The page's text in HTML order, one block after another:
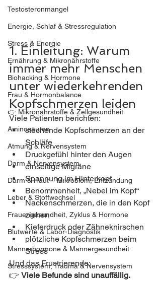
Testosteronmangel
Energie, Schlaf & Stressregulation
Stress & Energie
Ernährung & Mikronährstoffe
Biohacking & Hormone
Frau & Hormonbalance
👉 Mikronährstoffe & Zellgesundheit
Aminosäuren
Atmung & Nervensystem
Darm & Nervensystem
Darm & Haut – Mikrobiom, Entzündung
Leber & Stoffwechsel
Frauengesundheit, Zyklus & Hormone
Blutwerte & Labor-Diagnostik
Männerhormone & Männergesundheit
Stresssystem, Trauma & Nervensystem
1. Einleitung: Warum
immer mehr Menschen
unter wiederkehrenden
Kopfschmerzen leiden
Viele Patienten berichten:
stechende Kopfschmerzen an der
Schläfe
Druckgefühl hinter den Augen
einseitige Migräne
Spannung im Hinterkopf
Benommenheit, „Nebel im Kopf“
Nackenschmerzen, die in den Kopf
ziehen
Kieferdruck oder Zähneknirschen
plötzliche Kopfschmerzen beim
Stress
Und das Frustrierende:
👉 Viele Befunde sind unauffällig.